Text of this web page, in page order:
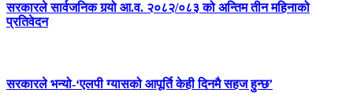
सरकारले सार्वजनिक गर्‍यो आ.व. २०८२/०८३ को अन्तिम तीन महिनाको
प्रतिवेदन
सरकारले भन्यो-‘एलपी ग्यासको आपूर्ति केही दिनमै सहज हुन्छ’